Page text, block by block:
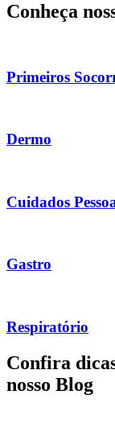
Conheça
Primeiros
Dermo
Cuidados
Gastro
Respiratório
Confira
nosso Blog